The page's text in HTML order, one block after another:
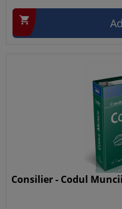

Consilier - Codul